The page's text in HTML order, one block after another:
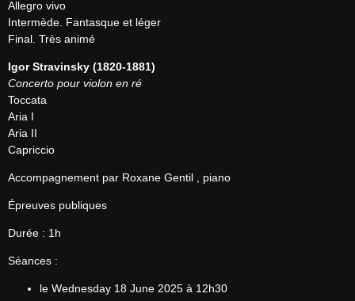
Allegro vivo
Intermède. Fantasque et léger
Final. Très animé
Igor Stravinsky (1820-1881)
Concerto pour violon en ré
Toccata
Aria I
Aria II
Capriccio
Accompagnement par Roxane Gentil , piano
Épreuves publiques
Durée : 1h
Séances :
le Wednesday 18 June 2025 à 12h30